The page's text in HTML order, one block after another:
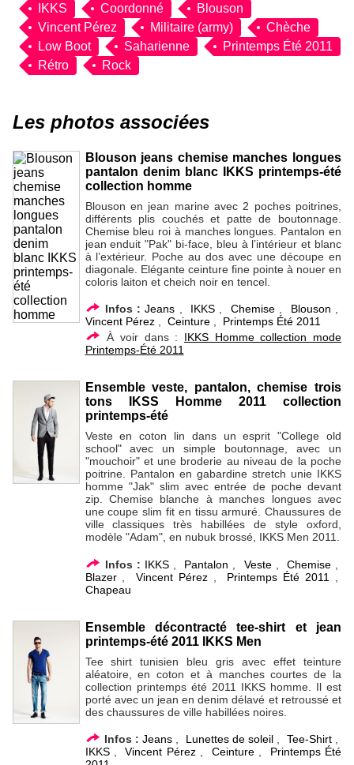
IKKS Coordonné
Blouson
Vincent Pérez
Militaire (army)
Chèche
Low Boot
Saharienne
Printemps Été 2011
Rétro
Rock
Les photos associées
Blouson jeans chemise manches longues
pantalon denim blanc IKKS printemps-été
collection homme
Blouson en jean marine avec 2 poches poitrines,
différents plis couchés et patte de boutonnage.
Chemise bleu roi à manches longues. Pantalon en
jean enduit "Pak" bi-face, bleu à l’intérieur et blanc
à l’extérieur. Poche au dos avec une découpe en
diagonale. Elégante ceinture fine pointe à nouer en
coloris laiton et cheich noir en tencel.
Infos : Jeans IKKS Chemise, Blouson
Vincent Pérez, Ceinture, Printemps Été 2011
À voir dans : IKKS Homme collection mode
Printemps-Été 2011
Ensemble veste, pantalon, chemise trois
tons IKSS Homme 2011 collection
printemps-été
Veste en coton lin dans un esprit "College old
school" avec un simple boutonnage, avec un
"mouchoir" et une broderie au niveau de la poche
poitrine. Pantalon en gabardine stretch unie IKKS
homme "Jak" slim avec entrée de poche devant
zip. Chemise blanche à manches longues avec
une coupe slim fit en tissu armuré. Chaussures de
ville classiques très habillées de style oxford,
modèle "Adam", en nubuk brossé, IKKS Men 2011.
Infos : IKKS, Pantalon Veste, Chemise,
Blazer,Vincent Pérez, Printemps Été 2011
Chapeau
Ensemble décontracté tee-shirt et jean
printemps-été 2011 IKKS Men
Tee shirt tunisien bleu gris avec effet teinture
aléatoire, en coton et à manches courtes de la
collection printemps été 2011 IKKS homme. Il est
porté avec un jean en denim délavé et retroussé et
des chaussures de ville habillées noires.
Infos : Jeans Lunettes de soleil Tee-Shirt,
IKKS,Vincent Pérez, Ceinture, Printemps Été